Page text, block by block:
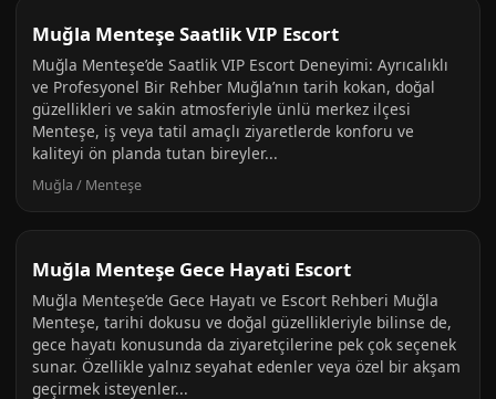
Muğla Menteşe Saatlik VIP Escort
Muğla Menteşe’de Saatlik VIP Escort Deneyimi: Ayrıcalıklı
ve Profesyonel Bir Rehber Muğla’nın tarih kokan, doğal
güzellikleri ve sakin atmosferiyle ünlü merkez ilçesi
Menteşe, iş veya tatil amaçlı ziyaretlerde konforu ve
kaliteyi ön planda tutan bireyler...
Muğla / Menteşe
Muğla Menteşe Gece Hayati Escort
Muğla Menteşe’de Gece Hayatı ve Escort Rehberi Muğla
Menteşe, tarihi dokusu ve doğal güzellikleriyle bilinse de,
gece hayatı konusunda da ziyaretçilerine pek çok seçenek
sunar. Özellikle yalnız seyahat edenler veya özel bir akşam
geçirmek isteyenler...